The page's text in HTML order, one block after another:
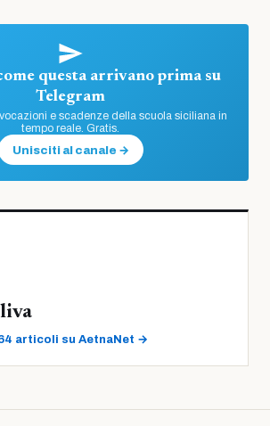
questa arrivano prima su
Telegram
e scadenze della scuola siciliana in
tempo reale. Gratis.
Unisciti al canale →
articoli su AetnaNet →